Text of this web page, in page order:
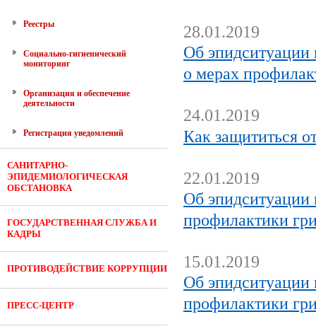
Реестры
Социально-гигиенический
мониторинг
Организация и обеспечение
деятельности
Регистрация уведомлений
САНИТАРНО-
ЭПИДЕМИОЛОГИЧЕСКАЯ
ОБСТАНОВКА
ГОСУДАРСТВЕННАЯ СЛУЖБА И
КАДРЫ
ПРОТИВОДЕЙСТВИЕ КОРРУПЦИИ
ПРЕСС-ЦЕНТР
28.01.2019
Об эпидситуации
о мерах
24.01.2019
Как защититься
22.01.2019
Об эпидситуации
профилактики
15.01.2019
Об эпидситуации
профилактики